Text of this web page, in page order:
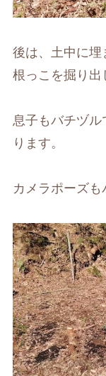
後は、土中に
根っこを掘り出
息子もバチヅ
ります。
カメラポーズも